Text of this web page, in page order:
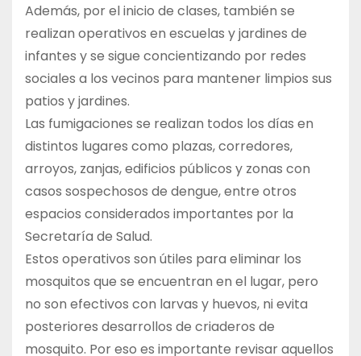
Además, por el inicio de clases, también se
realizan operativos en escuelas y jardines de
infantes y se sigue concientizando por redes
sociales a los vecinos para mantener limpios sus
patios y jardines.
Las fumigaciones se realizan todos los días en
distintos lugares como plazas, corredores,
arroyos, zanjas, edificios públicos y zonas con
casos sospechosos de dengue, entre otros
espacios considerados importantes por la
Secretaría de Salud.
Estos operativos son útiles para eliminar los
mosquitos que se encuentran en el lugar, pero
no son efectivos con larvas y huevos, ni evita
posteriores desarrollos de criaderos de
mosquito. Por eso es importante revisar aquellos